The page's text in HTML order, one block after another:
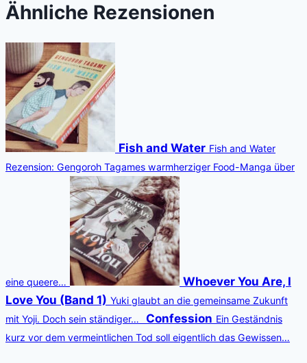
Ähnliche Rezensionen
Fish and Water Fish and Water
Rezension: Gengoroh Tagames warmherziger Food-Manga über
eine queere…
Whoever You Are, I
Love You (Band 1) Yuki glaubt an die gemeinsame Zukunft
mit Yoji. Doch sein ständiger…
Confession Ein Geständnis
kurz vor dem vermeintlichen Tod soll eigentlich das Gewissen…